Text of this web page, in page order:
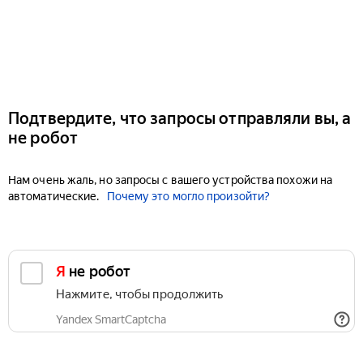
Подтвердите, что запросы отправляли вы, а
не робот
Нам очень жаль, но запросы с вашего устройства похожи на
автоматические.
Почему это могло произойти?
Я не робот
Нажмите, чтобы продолжить
Yandex SmartCaptcha